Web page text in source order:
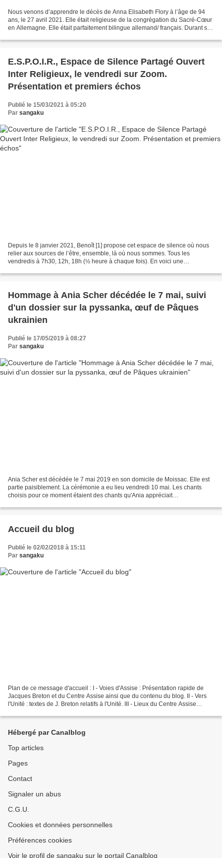
Nous venons d’apprendre le décès de Anna Elisabeth Flory à l’âge de 94
ans, le 27 avril 2021. Elle était religieuse de la congrégation du Sacré-Cœur
en Allemagne. Elle était parfaitement bilingue allemand/ français. Durant sa
E.S.P.O.I.R., Espace de Silence Partagé Ouvert
Inter Religieux, le vendredi sur Zoom.
Présentation et premiers échos
Publié le 15/03/2021 à 05:20
Par sangaku
Depuis le 8 janvier 2021, Benoît [1] propose cet espace de silence où nous
relier aux sources de l’être, ensemble, là où nous sommes. Tous les
vendredis à 7h30, 12h, 18h (½ heure à chaque fois). En voici une
Hommage à Ania Scher décédée le 7 mai, suivi
d'un dossier sur la pyssanka, œuf de Pâques
ukrainien
Publié le 17/05/2019 à 08:27
Par sangaku
Ania Scher est décédée le 7 mai 2019 en son domicile de Moissac. Elle est
partie paisiblement. La cérémonie a eu lieu vendredi 10 mai. Les chants
choisis pour ce moment étaient des chants qu'Ania appréciait
Accueil du blog
Publié le 02/02/2018 à 15:11
Par sangaku
Plan de ce message d'accueil : I - Voies d'Assise : Présentation rapide de
Jacques Breton et du Centre Assise ainsi que du contenu du blog. II - Vers
l'Unité : textes de J. Breton relatifs à l'Unité. III - Lieux du Centre Assise
Hébergé par Canalblog
Top articles
Pages
Contact
Signaler un abus
C.G.U.
Cookies et données personnelles
Préférences cookies
Voir le profil de sangaku sur le portail Canalblog